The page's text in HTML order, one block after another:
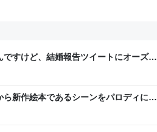
すけど、結婚報告ツイートにオーズみ
ですか。仲人の分？
新作絵本であるシーンをパロディに使
ルのとんでもないものが届いた